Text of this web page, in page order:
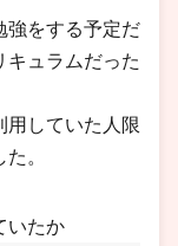
強をする予定だ
キュラムだった
用していた人限
。
いたか